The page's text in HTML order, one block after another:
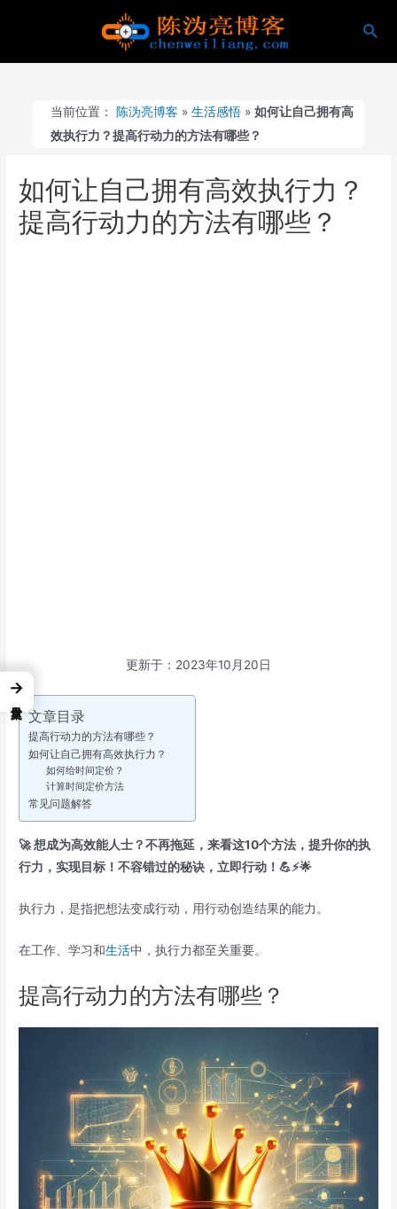
搜
当前位置： 陈沩亮博客 »生活感悟 »如何让自己拥有高
效执行力？提高行动力的方法有哪些？
如何让自己拥有高效执行力？
提高行动力的方法有哪些？
更新于：2023年10月20日
文章目录
提高行动力的方法有哪些？
如何让自己拥有高效执行力？
如何给时间定价？
计算时间定价方法
常见问题解答
🚀 想成为高效能人士？不再拖延，来看这10个方法，提升你的执
行力，实现目标！不容错过的秘诀，立即行动！💪⚡🌟
执行力，是指把想法变成行动，用行动创造结果的能力。
在工作、学习和生活中，执行力都至关重要。
提高行动力的方法有哪些？
→